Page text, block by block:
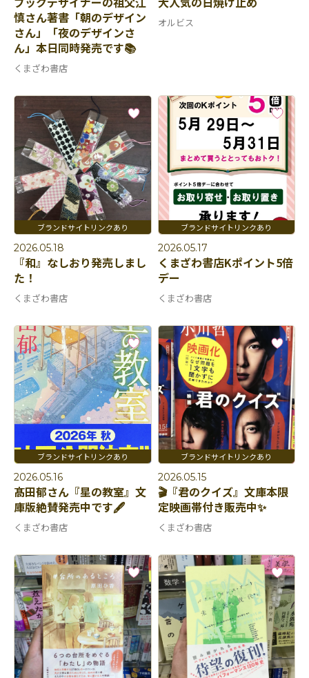
慎さん著書「朝のデザイン
さん」「夜のデザインさ
ん」本日同時発売です📚
くまざわ書店
オルビス
2026.05.18
『和』なしおり発売しまし
た！
くまざわ書店
2026.05.17
くまざわ書店Kポイント5倍
デー
くまざわ書店
2026.05.16
髙田郁さん『星の教室』文
庫版絶賛発売中です🖋️
くまざわ書店
2026.05.15
🎬『君のクイズ』文庫本限
定映画帯付き販売中✨
くまざわ書店